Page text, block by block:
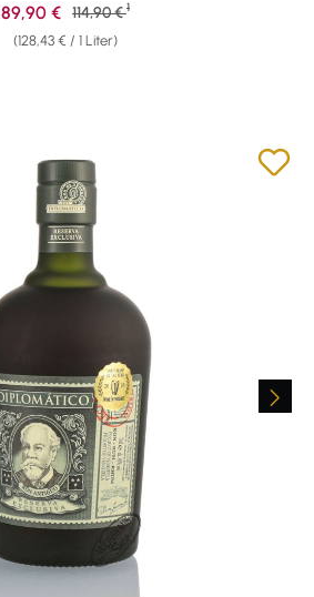
(128,43 € / 1 Liter)
Verkaufspreis:
89,90 € Regulärer Preis:
114,90 € 1